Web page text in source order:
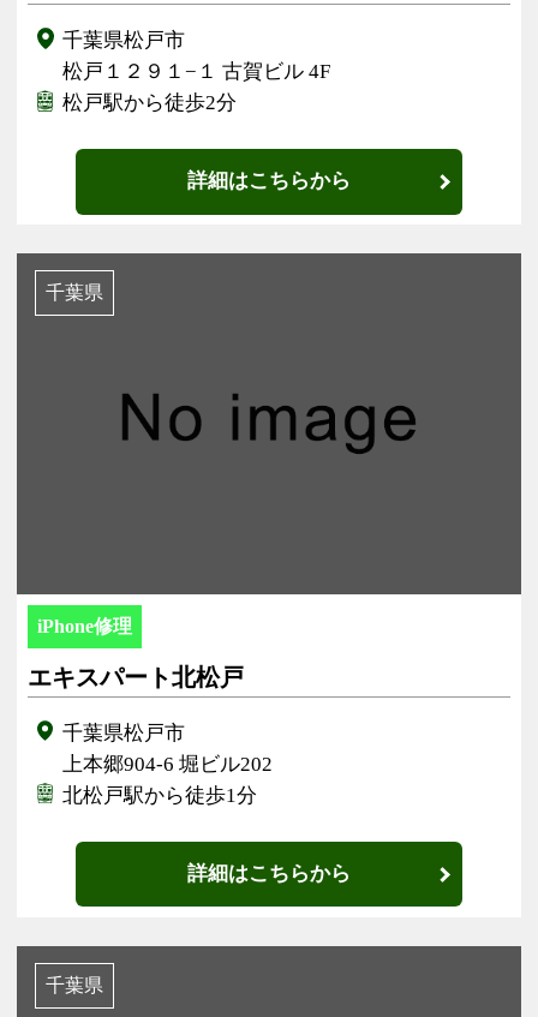
千葉県松戸市
松戸１２９１−１ 古賀ビル 4F
松戸駅から徒歩2分
詳細はこちらから
千葉県
iPhone修理
エキスパート北松戸
千葉県松戸市
上本郷904-6 堀ビル202
北松戸駅から徒歩1分
詳細はこちらから
千葉県